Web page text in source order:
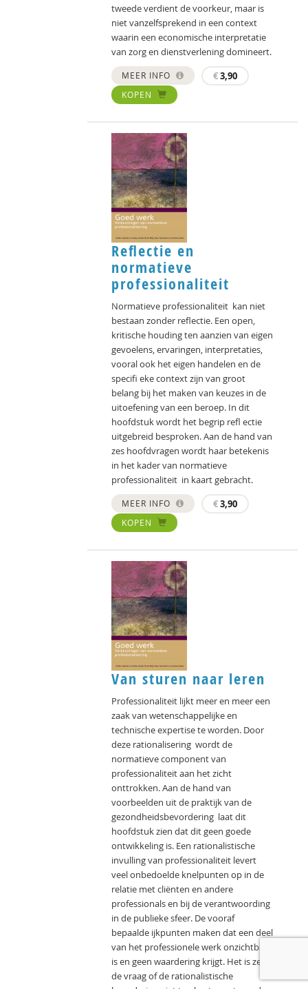
tweede verdient de voorkeur, maar is
niet vanzelfsprekend in een context
waarin een economische interpretatie
van zorg en dienstverlening domineert.
MEER INFO €3,90
KOPEN
Reﬂectie en
normatieve
professionaliteit
Normatieve professionaliteit kan niet
bestaan zonder reﬂectie. Een open,
kritische houding ten aanzien van eigen
gevoelens, ervaringen, interpretaties,
vooral ook het eigen handelen en de
speciﬁ eke context zijn van groot
belang bij het maken van keuzes in de
uitoefening van een beroep. In dit
hoofdstuk wordt het begrip reﬂ ectie
uitgebreid besproken. Aan de hand van
zes hoofdvragen wordt haar betekenis
in het kader van normatieve
professionaliteit in kaart gebracht.
MEER INFO €3,90
KOPEN
Van sturen naar leren
Professionaliteit lijkt meer en meer een
zaak van wetenschappelijke en
technische expertise te worden. Door
deze rationalisering wordt de
normatieve component van
professionaliteit aan het zicht
onttrokken. Aan de hand van
voorbeelden uit de praktijk van de
gezondheidsbevordering laat dit
hoofdstuk zien dat dit geen goede
ontwikkeling is. Een rationalistische
invulling van professionaliteit levert
veel onbedoelde knelpunten op in de
relatie met cliënten en andere
professionals en bij de verantwoording
in de publieke sfeer. De vooraf
bepaalde ijkpunten maken dat een deel
van het professionele werk onzichtbaar
is en geen waardering krijgt. Het is zelfs
de vraag of de rationalistische